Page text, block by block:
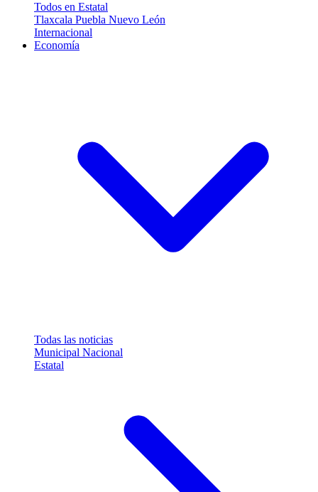
Todos en Estatal
Tlaxcala Puebla Nuevo León
Internacional
Economía
Todas las noticias
Municipal Nacional
Estatal